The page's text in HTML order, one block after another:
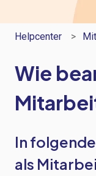
Helpcenter
Wie
In
als